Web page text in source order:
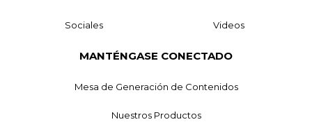
Sociales Videos
MANTÉNGASE CONECTADO
Mesa de Generación de Contenidos
Nuestros Productos